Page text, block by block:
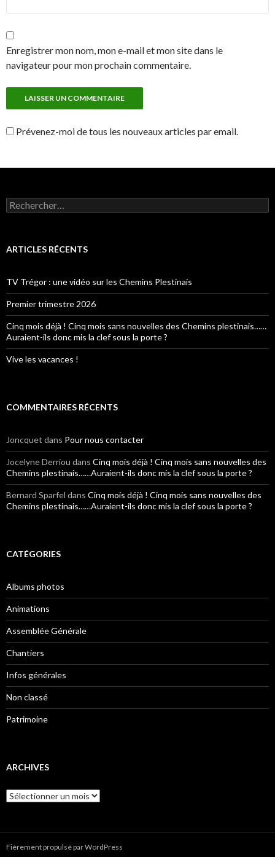
Enregistrer mon nom, mon e-mail et mon site dans le
navigateur pour mon prochain commentaire.
Prévenez-moi de tous les nouveaux articles par email.
Rechercher :
ARTICLES RÉCENTS
TV Trégor : une vidéo sur les Chemins Plestinais
Premier trimestre 2026
Cinq mois déjà ! Cinq mois sans nouvelles des Chemins plestinais……
Auraient-ils donc mis la clef sous la porte ?
Vive les vacances !
COMMENTAIRES RÉCENTS
Joncquet dans Pour nous contacter
Jocelyne Derriou dans Cinq mois déjà ! Cinq mois sans nouvelles des
Chemins plestinais……Auraient-ils donc mis la clef sous la porte ?
Bernard Sparfel dans Cinq mois déjà ! Cinq mois sans nouvelles des
Chemins plestinais……Auraient-ils donc mis la clef sous la porte ?
CATÉGORIES
Albums photos
Animations
Assemblée Générale
Chantiers
Infos générales
Non classé
Patrimoine
ARCHIVES
Archives
Fièrement propulsé par WordPress